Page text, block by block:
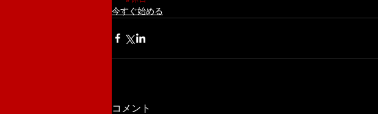
今すぐ始める
コメント